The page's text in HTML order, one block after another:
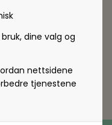
dine valg og
nettsidene
tjenestene